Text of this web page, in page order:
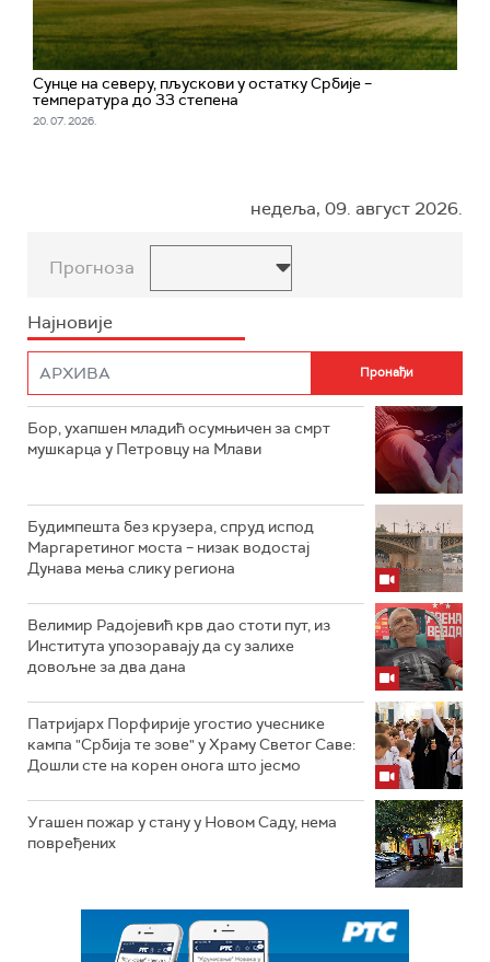
Сунце на северу, пљускови у остатку Србије –
температура до 33 степена
20. 07. 2026.
недеља, 09. август 2026.
Прогноза
Најновије
Бор, ухапшен младић осумњичен за смрт
мушкарца у Петровцу на Млави
Будимпешта без крузера, спруд испод
Маргаретиног моста – низак водостај
Дунава мења слику региона
Велимир Радојевић крв дао стоти пут, из
Института упозоравају да су залихе
довољне за два дана
Патријарх Порфирије угостио учеснике
кампа "Србија те зове" у Храму Светог Саве:
Дошли сте на корен онога што јесмо
Угашен пожар у стану у Новом Саду, нема
повређених